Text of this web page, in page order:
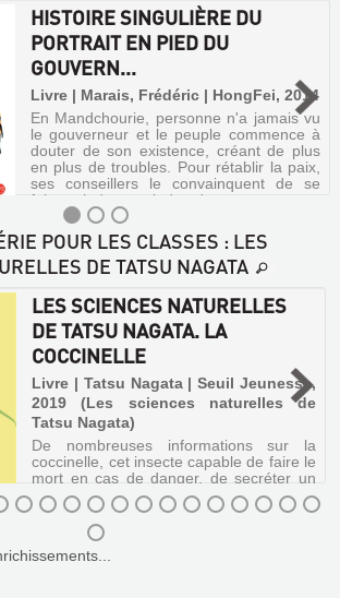
HISTOIRE SINGULIÈRE DU
PORTRAIT EN PIED DU
GOUVERN...
Livre | Marais, Frédéric | HongFei, 2014
En Mandchourie, personne n'a jamais vu
le gouverneur et le peuple commence à
douter de son existence, créant de plus
en plus de troubles. Pour rétablir la paix,
ses conseillers le convainquent de se
faire peindre en pied et dans u...
POUR LES CLASSES : LES
DE TATSU NAGATA
LES SCIENCES NATURELLES
DE TATSU NAGATA. LA
COCCINELLE
Livre | Tatsu Nagata | Seuil Jeunesse,
2019 (Les sciences naturelles de
Tatsu Nagata)
De nombreuses informations sur la
coccinelle, cet insecte capable de faire le
mort en cas de danger, de secréter un
liquide odorant pour faire fuir les
prédateurs ou encore de dévorer 300
pucerons par jour. ©Electre 2019